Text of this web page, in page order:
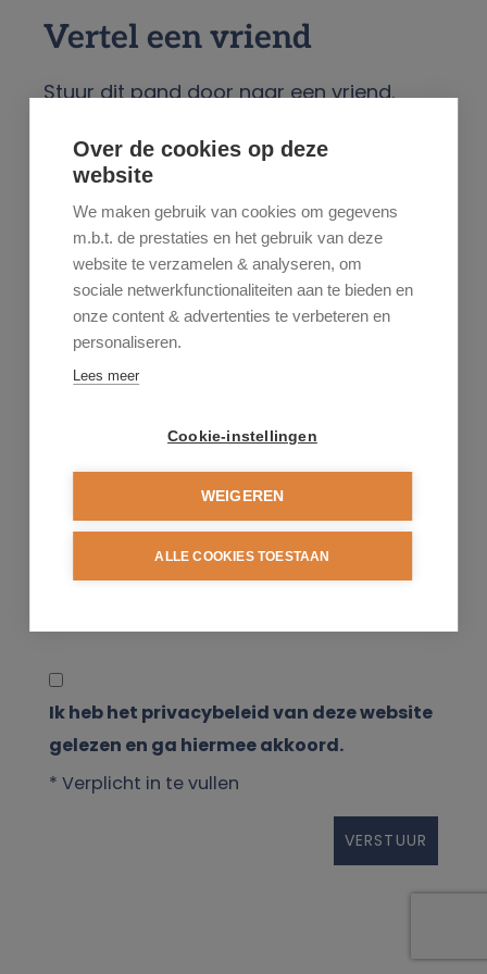
Vertel een vriend
Stuur dit pand door naar een vriend.
Ik heb het privacybeleid van deze website
gelezen en ga hiermee akkoord.
* Verplicht in te vullen
Over de cookies op deze
website
We maken gebruik van cookies om gegevens
m.b.t. de prestaties en het gebruik van deze
website te verzamelen & analyseren, om
sociale netwerkfunctionaliteiten aan te bieden en
onze content & advertenties te verbeteren en
personaliseren.
Lees meer
Cookie-instellingen
WEIGEREN
ALLE COOKIES TOESTAAN